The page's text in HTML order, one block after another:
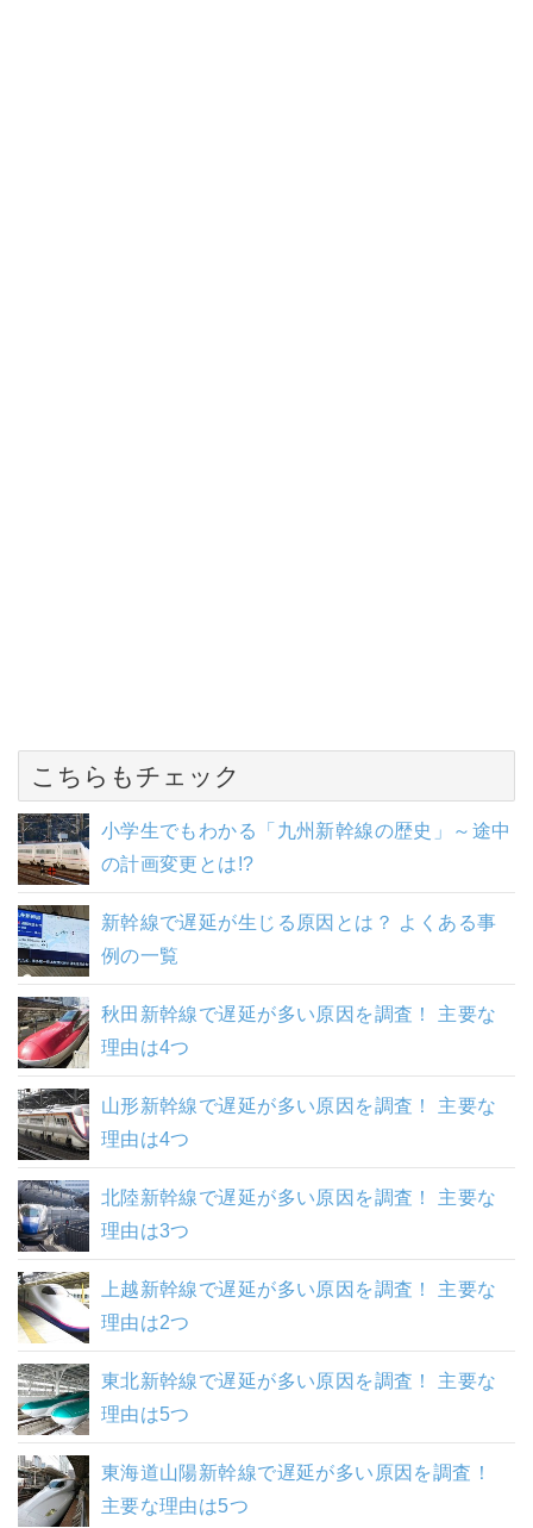
こちらもチェック
小学生でもわかる「九州新幹線の歴史」～途中
の計画変更とは!?
新幹線で遅延が生じる原因とは？ よくある事
例の一覧
秋田新幹線で遅延が多い原因を調査！ 主要な
理由は4つ
山形新幹線で遅延が多い原因を調査！ 主要な
理由は4つ
北陸新幹線で遅延が多い原因を調査！ 主要な
理由は3つ
上越新幹線で遅延が多い原因を調査！ 主要な
理由は2つ
東北新幹線で遅延が多い原因を調査！ 主要な
理由は5つ
東海道山陽新幹線で遅延が多い原因を調査！
主要な理由は5つ